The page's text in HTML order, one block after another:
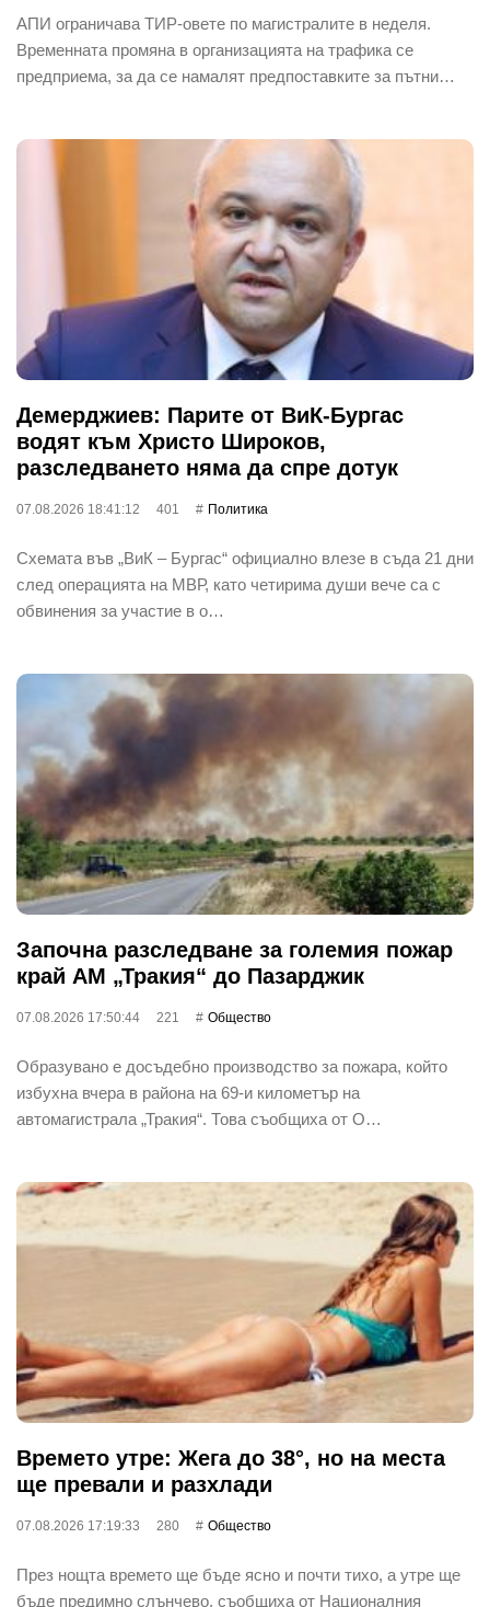
АПИ ограничава ТИР-овете по магистралите в неделя.
Временната промяна в организацията на трафика се
предприема, за да се намалят предпоставките за пътни…
Демерджиев: Парите от ВиК-Бургас
водят към Христо Широков,
разследването няма да спре дотук
07.08.2026 18:41:12 401 Политика
Схемата във „ВиК – Бургас“ официално влезе в съда 21 дни
след операцията на МВР, като четирима души вече са с
обвинения за участие в о…
Започна разследване за големия пожар
край АМ „Тракия“ до Пазарджик
07.08.2026 17:50:44 221 Общество
Образувано е досъдебно производство за пожара, който
избухна вчера в района на 69-и километър на
автомагистрала „Тракия“. Това съобщиха от О…
Времето утре: Жега до 38°, но на места
ще превали и разхлади
07.08.2026 17:19:33 280 Общество
През нощта времето ще бъде ясно и почти тихо, а утре ще
бъде предимно слънчево, съобщиха от Националния